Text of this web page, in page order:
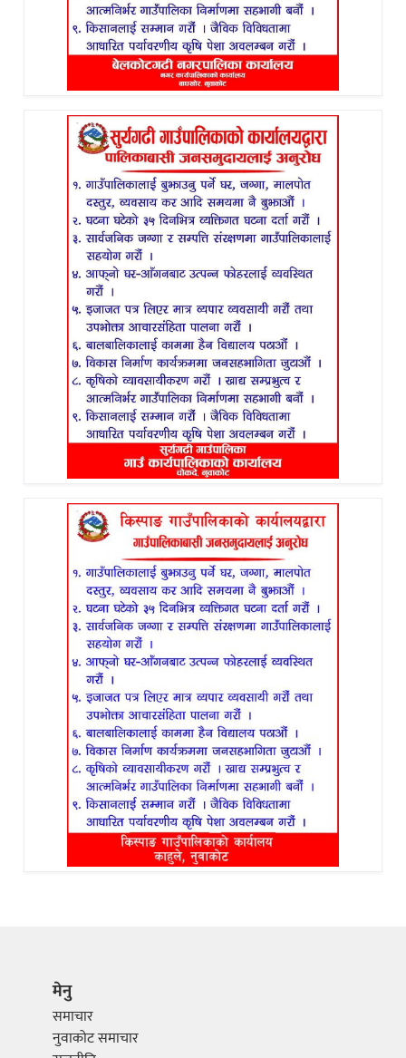
मेनु
समाचार
नुवाकोट समाचार